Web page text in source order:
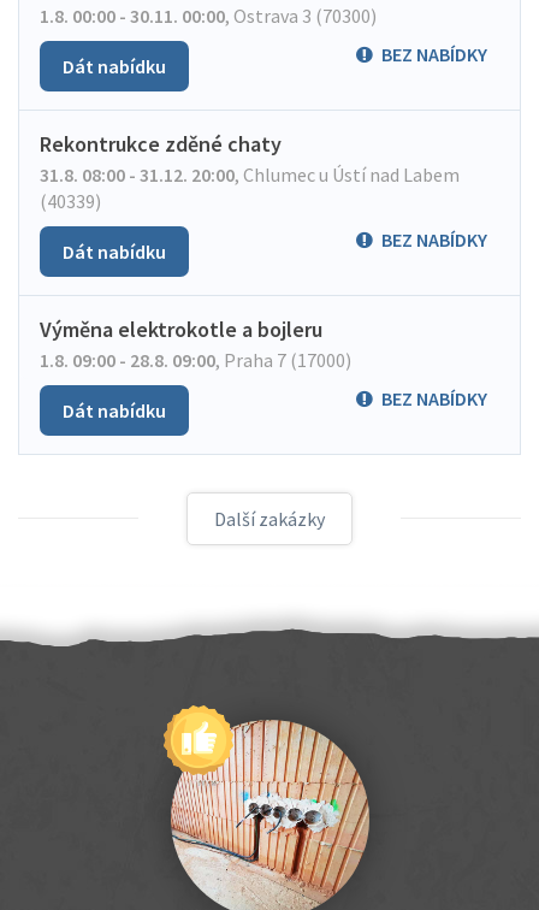
1.8. 00:00 - 30.11. 00:00, Ostrava 3 (70300)
BEZ NABÍDKY
Dát nabídku
Rekontrukce zděné chaty
31.8. 08:00 - 31.12. 20:00, Chlumec u Ústí nad Labem
(40339)
BEZ NABÍDKY
Dát nabídku
Výměna elektrokotle a bojleru
1.8. 09:00 - 28.8. 09:00, Praha 7 (17000)
BEZ NABÍDKY
Dát nabídku
Další zakázky